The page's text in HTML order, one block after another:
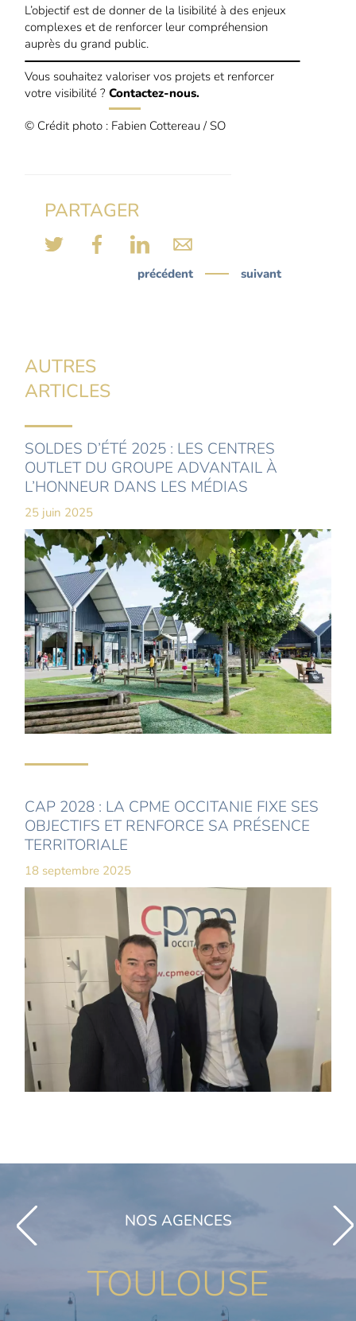
L’objectif est de donner de la lisibilité à des enjeux
complexes et de renforcer leur compréhension
auprès du grand public.
Vous souhaitez valoriser vos projets et renforcer
votre visibilité ?Contactez-nous.
© Crédit photo : Fabien Cottereau / SO
PARTAGER
précédent suivant
AUTRES
ARTICLES
SOLDES D’ÉTÉ 2025 : LES CENTRES
OUTLET DU GROUPE ADVANTAIL À
L’HONNEUR DANS LES MÉDIAS
25 juin 2025
CAP 2028 : LA CPME OCCITANIE FIXE SES
OBJECTIFS ET RENFORCE SA PRÉSENCE
TERRITORIALE
18 septembre 2025
NOS AGENCES
TOULOUSE